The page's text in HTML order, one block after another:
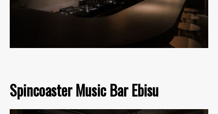
Spincoaster Music Bar Ebisu